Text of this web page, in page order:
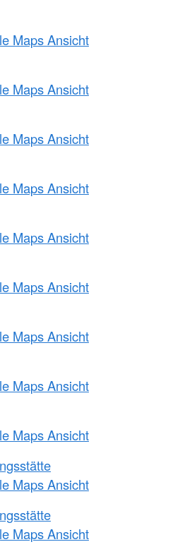
Maps Ansicht
Maps Ansicht
Maps Ansicht
Maps Ansicht
Maps Ansicht
Maps Ansicht
Maps Ansicht
Maps Ansicht
Maps Ansicht
Maps Ansicht
Maps Ansicht